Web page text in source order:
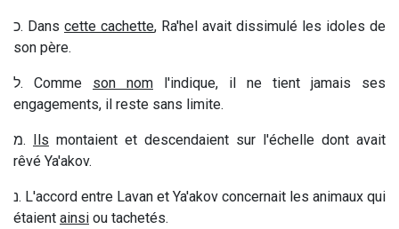
כ. Dans cette cachette, Ra'hel avait dissimulé les idoles de
son père.
ל. Comme son nom l'indique, il ne tient jamais ses
engagements, il reste sans limite.
מ. Ils montaient et descendaient sur l'échelle dont avait
rêvé Ya'akov.
נ. L'accord entre Lavan et Ya'akov concernait les animaux qui
étaient ainsi ou tachetés.